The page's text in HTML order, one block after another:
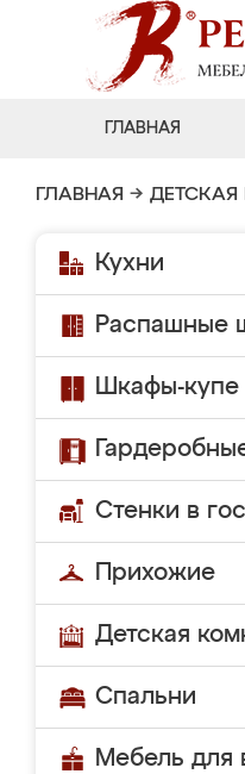
ГЛАВНАЯ
ГЛАВНАЯ → ДЕТСКАЯ
Кухни
Распашные
Шкафы-купе
Стенки в
Прихожие
Детская
Спальни
Мебель для